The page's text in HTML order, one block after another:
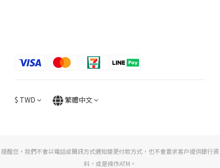
$ TWD 繁體中文
提醒您，我們不會以電話或簡訊方式通知變更付款方式，也不會要求客戶提供銀行資
料，或是操作ATM。